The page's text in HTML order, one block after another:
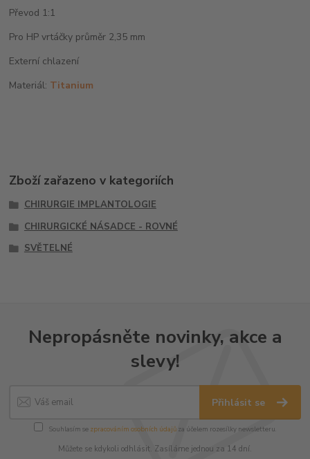
Převod 1:1
Pro HP vrtáčky průměr 2,35 mm
Externí chlazení
Materiál: Titanium
Zboží zařazeno v kategoriích
CHIRURGIE IMPLANTOLOGIE
CHIRURGICKÉ NÁSADCE - ROVNÉ
SVĚTELNÉ
Nepropásněte novinky, akce a
slevy!
Přihlásit se
Souhlasím se zpracováním osobních údajůza účelem rozesílky newsletteru.
Můžete se kdykoli odhlásit. Zasíláme jednou za 14 dní.